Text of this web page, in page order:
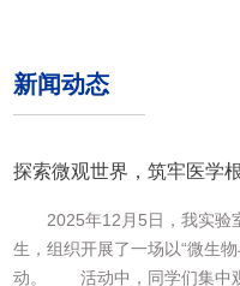
新闻动态
探索微观世界，筑牢医学
2025年12月5日，我实验
生，组织开展了一场以“微生
动。 活动中，同学们集中观